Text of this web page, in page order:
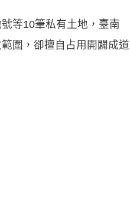
等10筆私有土地，臺南
圍，卻擅自占用開闢成道